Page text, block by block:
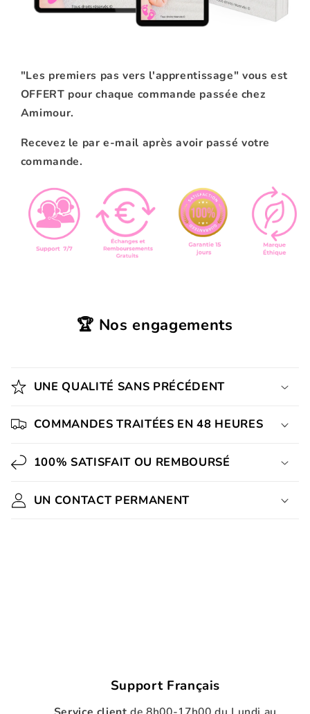
"Les premiers pas vers l'apprentissage" vous est
OFFERT pour chaque commande passée chez
Amimour.
Recevez le par e-mail après avoir passé votre
commande.
🏆 Nos engagements
UNE QUALITÉ SANS PRÉCÉDENT
COMMANDES TRAITÉES EN 48 HEURES
100% SATISFAIT OU REMBOURSÉ
UN CONTACT PERMANENT
Support Français